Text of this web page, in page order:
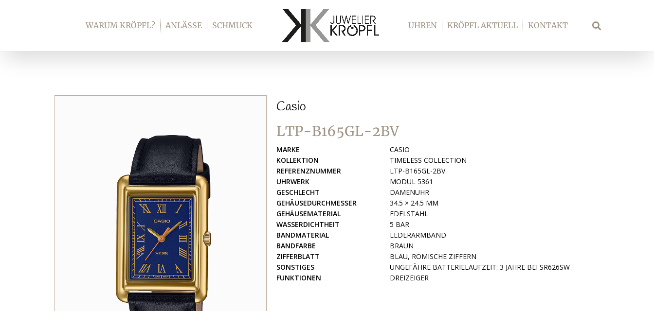
WARUM KRÖPFL? ANLÄSSE SCHMUCK UHREN KRÖPFL AKTUELL KONTAKT Suche
Casio
LTP-B165GL-2BV
MARKE
CASIO
KOLLEKTION
TIMELESS COLLECTION
REFERENZNUMMER
LTP-B165GL-2BV
UHRWERK
MODUL 5361
GESCHLECHT
DAMENUHR
GEHÄUSEDURCHMESSER
34.5 × 24.5 MM
GEHÄUSEMATERIAL
EDELSTAHL
WASSERDICHTHEIT
5 BAR
BANDMATERIAL
LEDERARMBAND
BANDFARBE
BRAUN
ZIFFERBLATT
BLAU, RÖMISCHE ZIFFERN
SONSTIGES
UNGEFÄHRE BATTERIELAUFZEIT: 3 JAHRE BEI SR626SW
FUNKTIONEN
DREIZEIGER